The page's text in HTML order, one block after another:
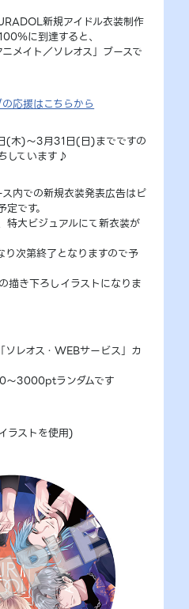
新規アイドル衣装制作
％に到達すると、
イト／ソレオス」ブースで
応援はこちらから
木)～3月31日(日)までですの
しています♪
での新規衣装発表広告はピ
です。
特大ビジュアルにて新衣装が
次第終了となりますので予
描き下ろしイラストになりま
ソレオス・WEBサービス」カ
〜3000ptランダムです
ラストを使用)